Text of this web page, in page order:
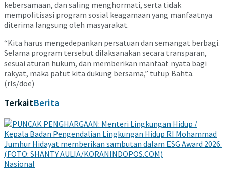
kebersamaan, dan saling menghormati, serta tidak
mempolitisasi program sosial keagamaan yang manfaatnya
diterima langsung oleh masyarakat.
“Kita harus mengedepankan persatuan dan semangat berbagi.
Selama program tersebut dilaksanakan secara transparan,
sesuai aturan hukum, dan memberikan manfaat nyata bagi
rakyat, maka patut kita dukung bersama,” tutup Bahta.
(rls/doe)
TerkaitBerita
Nasional